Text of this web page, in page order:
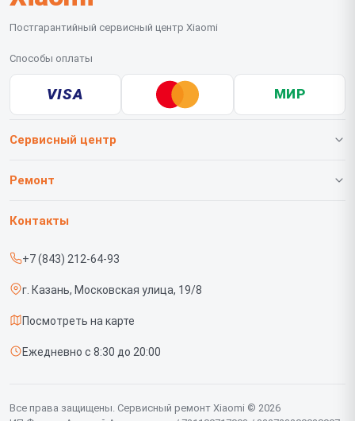
Постгарантийный сервисный центр Xiaomi
Способы оплаты
VISA МИР
Сервисный центр
О нашем сервисе
Срочный ремонт
Доставка и способы оплаты
Диагностика
Контакты
Ремонт
Телефонов
Контакты
+7 (843) 212-64-93
г. Казань, Московская улица, 19/8
Посмотреть на карте
Ежедневно с 8:30 до 20:00
Все права защищены. Сервисный ремонт Xiaomi © 2026